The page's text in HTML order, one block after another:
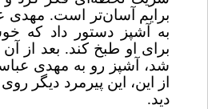
برایم آسان‌تر است. مهدی
به آشپز دستور داد که
برای او طبخ کند. بعد از
شد، آشپز رو به مهدی
از این، این پیرمرد دیگر
دید.